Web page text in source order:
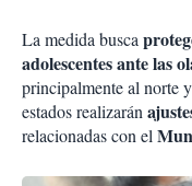
La medida busca
adolescentes ante las
principalmente al norte
estados realizarán
relacionadas con el